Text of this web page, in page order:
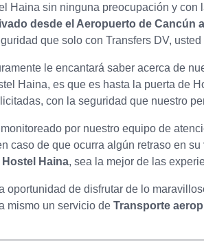
Haina sin ninguna preocupación y
desde el Aeropuerto de Cancún
que solo con Transfers DV, usted
le encantará saber acerca de
Haina, es que es hasta la puerta de
con la seguridad que nuestro
por nuestro equipo de
caso de que ocurra algún retraso en
Haina, sea la mejor de las
oportunidad de disfrutar de lo
mismo un servicio de Transporte